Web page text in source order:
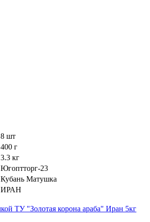
8 шт
400 г
3.3 кг
Югоптторг-23
Кубань Матушка
ИРАН